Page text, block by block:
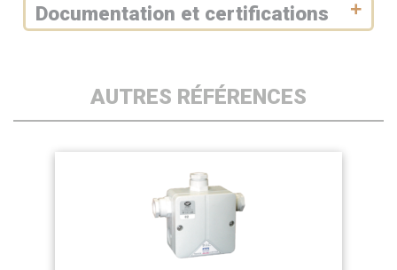
Documentation et certifications
AUTRES RÉFÉRENCES